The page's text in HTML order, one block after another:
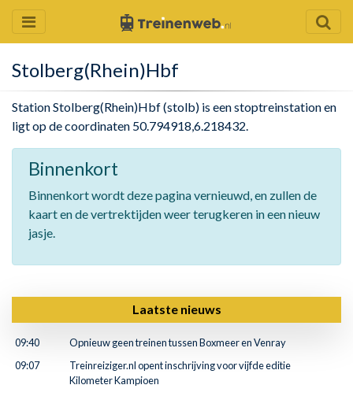
Stolberg(Rhein)Hbf
Station Stolberg(Rhein)Hbf (stolb) is een stoptreinstation en
ligt op de coordinaten 50.794918,6.218432.
Binnenkort
Binnenkort wordt deze pagina vernieuwd, en zullen de
kaart en de vertrektijden weer terugkeren in een nieuw
jasje.
Laatste nieuws
09:40
Opnieuw geen treinen tussen Boxmeer en Venray
09:07
Treinreiziger.nl opent inschrijving voor vijfde editie
Kilometer Kampioen